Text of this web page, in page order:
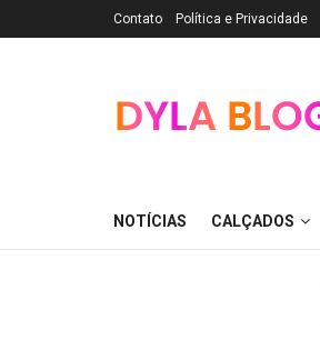
Contato Política e Privacidade
NOTÍCIAS CALÇADOS